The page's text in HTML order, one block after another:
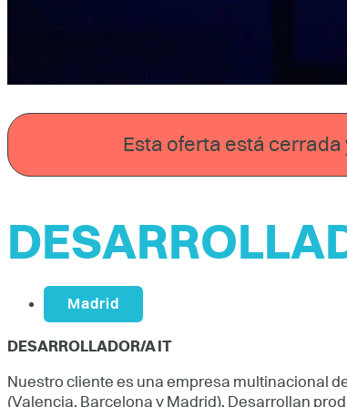
Esta oferta está
Madrid
DESARROLLADOR/A IT
Nuestro cliente es una empresa multinacional
(Valencia, Barcelona y Madrid). Desarrollan